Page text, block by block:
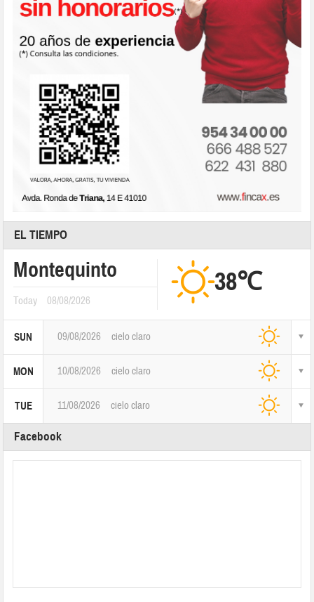
EL TIEMPO
Montequinto
Today 08/08/2026
38℃
SUN 09/08/2026 cielo claro
MON 10/08/2026 cielo claro
TUE 11/08/2026 cielo claro
Facebook